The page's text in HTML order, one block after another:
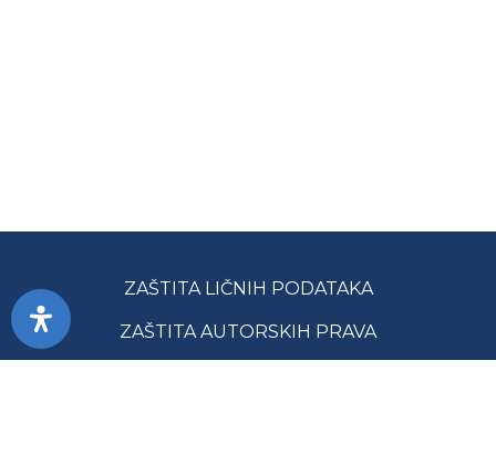
ZAŠTITA LIČNIH PODATAKA
ZAŠTITA AUTORSKIH PRAVA